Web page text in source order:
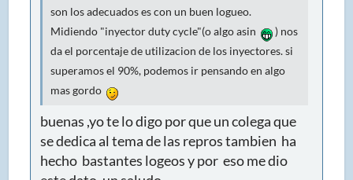
son los adecuados es con un buen logueo.
Midiendo "inyector duty cycle"(o algo asin
) nos
da el porcentaje de utilizacion de los inyectores. si
superamos el 90%, podemos ir pensando en algo
mas gordo
buenas ,yo te lo digo por que un colega que
se dedica al tema de las repros tambien ha
hecho bastantes logeos y por eso me dio